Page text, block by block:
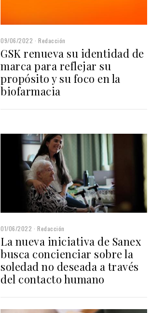
09/06/2022 Redacción
GSK renueva su identidad de
marca para reflejar su
propósito y su foco en la
biofarmacia
01/06/2022 Redacción
La nueva iniciativa de Sanex
busca concienciar sobre la
soledad no deseada a través
del contacto humano